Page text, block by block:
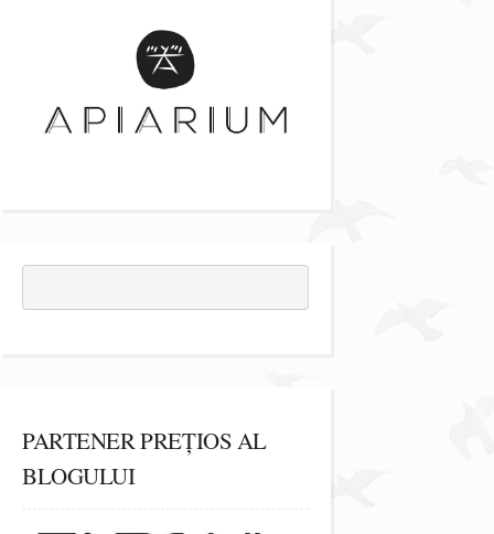
PARTENER PREȚIOS AL
BLOGULUI